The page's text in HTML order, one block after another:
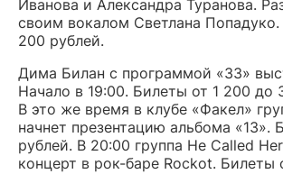
Иванова и Александра Туранова.
своим вокалом Светлана
200 рублей.
Дима Билан с программой «33»
Начало в 19:00. Билеты от 1 200 до
В это же время в клубе «Факел»
начнет презентацию альбома «13».
рублей. В 20:00 группа He Called
концерт в рок-баре Rockot. Билеты